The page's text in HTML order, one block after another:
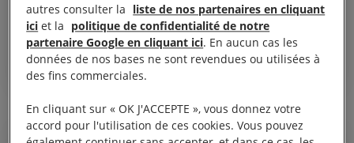
agriculteurs dans un contexte de crise
climatique
TCHAD JUSTICE CLIMATIQUE
autres consulter la liste de nos partenaires en cliquant
ici et la politique de confidentialité de notre
partenaire Google en cliquant ici. En aucun cas les
données de nos bases ne sont revendues ou utilisées à
des fins commerciales.
En cliquant sur « OK J'ACCEPTE », vous donnez votre
accord pour l'utilisation de ces cookies. Vous pouvez